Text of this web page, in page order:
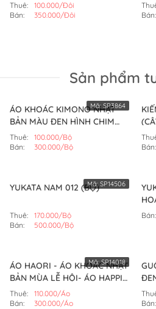
Thuê:
100.000/Đôi
Bán:
350.000/Đôi
Bán:
Sản phẩm
ÁO KHOÁC KIMONO NHẬT
BẢN MÀU ĐEN HÌNH CHIM
HẠC (BỘ)
Thuê:
100.000/Bộ
Bán:
300.000/Bộ
Mã: SP3864
Bán:
YUKATA NAM 012 (BỘ)
Thuê:
170.000/Bộ
Bán:
500.000/Bộ
Mã:SP14506
Bán:
ÁO HAORI - ÁO KHOÁC NHẬT
BẢN MÙA LỄ HỘI- ÁO HAPPI
(MẪU SỐ 2)
Thuê:
110.000/Áo
Bán:
300.000/Áo
Mã:SP14018
Bán: